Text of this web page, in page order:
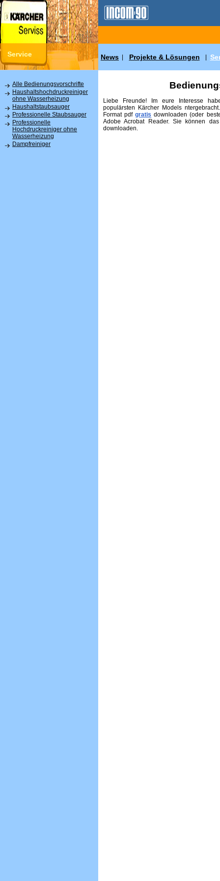
Service News Projekte & Lösungen
Alle Bedienungsvorschrifte
Haushaltshochdruckreiniger
ohne Wasserheizung
Haushaltstaubsauger
Professionelle Staubsauger
Professionelle
Hochdruckreiniger ohne
Wasserheizung
Dampfreiniger
Liebe Freunde! Im eure Interesse
populärsten Kärcher Models
Format pdfgratis downloaden (oder
Adobe Acrobat Reader. Sie können
downloaden.